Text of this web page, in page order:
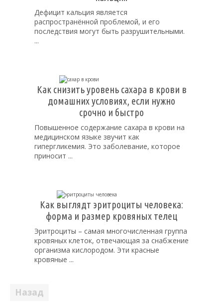
Дефицит кальция является
распространённой проблемой, и его
последствия могут быть разрушительными.
...
Как снизить уровень сахара в крови в
домашних условиях, если нужно
срочно и быстро
Повышенное содержание сахара в крови на
медицинском языке звучит как
гипергликемия. Это заболевание, которое
приносит ...
Как выглядт эритроциты человека:
форма и размер кровяных телец
Эритроциты – самая многочисленная группа
кровяных клеток, отвечающая за снабжение
организма кислородом. Эти красные
кровяные ...
записей